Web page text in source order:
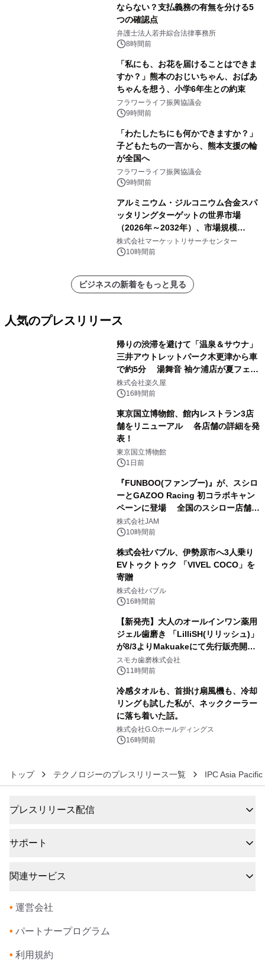
ならない？支払義務の有無を分ける5
つの確認点
弁護士法人若井綜合法律事務所
8時間前
「私にも、お花を届けることはできま
すか？」熊本のおじいちゃん、おばあ
ちゃんを想う、小学6年生との約束
フラワーライフ振興協議会
9時間前
「わたしたちにも何かできますか？」
子どもたちの一言から、熊本支援の輪
が全国へ
フラワーライフ振興協議会
9時間前
アルミニウム・ジルコニウム合金スパ
ッタリングターゲットの世界市場
（2026年～2032年）、市場規模
（0.995、0.999、その他）・分析レポ
ートを発表
株式会社マーケットリサーチセンター
10時間前
ビジネスの新着をもっと見る
人気のプレスリリース
帰りの渋滞を避けて「温泉＆サウナ」
三井アウトレットパーク木更津から車
で約5分 湯舞音 袖ケ浦店が夏フェア
メニューを提供
株式会社楽久屋
16時間前
東京国立博物館、館内レストラン3店
舗をリニューアル 各店舗の詳細を発
表！
東京国立博物館
1日前
『FUNBOO(ファンブー)』が、スシロ
ーとGAZOO Racing 初コラボキャン
ペーンに登場 全国のスシロー店舗で
GR 4車種の FUNBOO(ミニカー)付き
メニューが展開されます
株式会社JAM
10時間前
株式会社バブル、伊勢原市へ3人乗り
EVトゥクトゥク 「VIVEL COCO」を
寄贈
株式会社バブル
16時間前
【新発売】大人のオールインワン薬用
ジェル歯磨き 「LilliSH(リリッシュ)」
が8/3よりMakuakeにて先行販売開
始！
スモカ歯磨株式会社
11時間前
冷感タオルも、首掛け扇風機も、冷却
リングも試した私が、ネッククーラー
に落ち着いた話。
株式会社G.Oホールディングス
16時間前
トップ テクノロジーのプレスリリース一覧 IPC Asia Pacific
プレスリリース配信
サポート
関連サービス
• 運営会社
• パートナープログラム
• 利用規約